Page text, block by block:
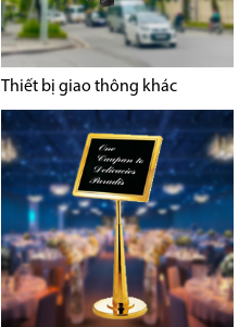
Thiết bị giao thông khác